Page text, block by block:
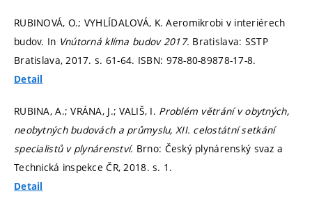
RUBINOVÁ, O.; VYHLÍDALOVÁ, K. Aeromikrobi v interiérech
budov. In Vnútorná klíma budov 2017. Bratislava: SSTP
Bratislava, 2017.s. 61-64. ISBN: 978-80-89878-17-8.
Detail
RUBINA, A.; VRÁNA, J.; VALIŠ, I. Problém větrání v obytných,
neobytných budovách a průmyslu, XII. celostátní setkání
specialistů v plynárenství. Brno: Český plynárenský svaz a
Technická inspekce ČR, 2018.s. 1.
Detail